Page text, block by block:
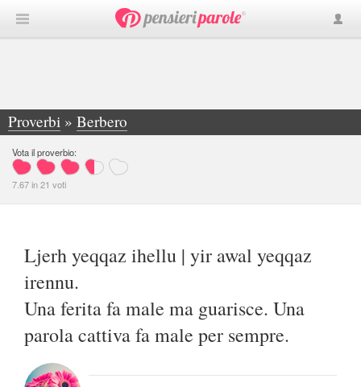
Proverbi » Berbero
»Ljerh yeqqaz ihellu | yir awal yeqqaz irennu... -
Vota il proverbio:
7.67in21 voti
Ljerh yeqqaz ihellu | yir awal yeqqaz
irennu.
Una ferita fa male ma guarisce. Una
parola cattiva fa male per sempre.